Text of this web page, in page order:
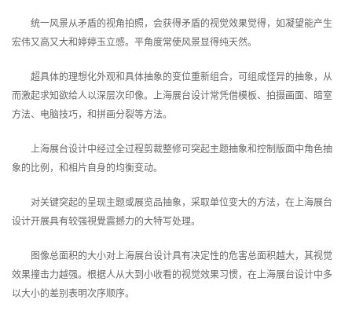
统一风景从矛盾的视角拍照，会获得矛盾的视觉效果觉得，如凝望能产生
宏伟又高又大和婷婷玉立感。平角度常使风景显得纯天然。
超具体的理想化外观和具体抽象的变位重新组合，可组成怪异的抽象，从
而激起求知欲给人以深层次印像。上海展台设计常凭借模板、拍摄画面、暗室
方法、电脑技巧，和拼画分裂等方法。
上海展台设计中经过全过程剪裁整修可突起主题抽象和控制版面中角色抽
象的比例，和相片自身的均衡变动。
对关键突起的呈现主题或展览品抽象，采取单位变大的方法，在上海展台
设计开展具有较强視覺震撼力的大特写处理。
图像总面积的大小对上海展台设计具有决定性的危害总面积越大，其视觉
效果撞击力越强。根据人从大到小收看的视觉效果习惯，在上海展台设计中多
以大小的差别表明次序顺序。